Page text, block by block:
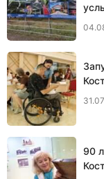
90